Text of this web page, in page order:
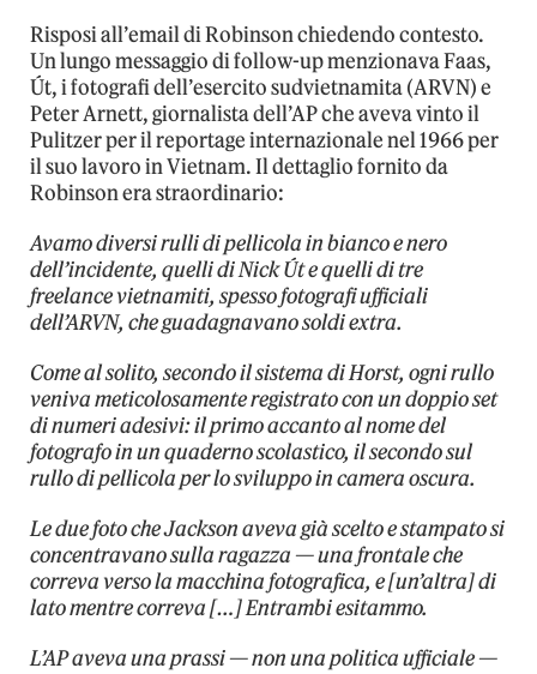
Risposi all’email di Robinson chiedendo contesto.
Un lungo messaggio di follow-up menzionava Faas,
Út, i fotografi dell’esercito sudvietnamita (ARVN) e
Peter Arnett, giornalista dell’AP che aveva vinto il
Pulitzer per il reportage internazionale nel 1966 per
il suo lavoro in Vietnam. Il dettaglio fornito da
Robinson era straordinario:
Avamo diversi rulli di pellicola in bianco e nero
dell’incidente, quelli di Nick Út e quelli di tre
freelance vietnamiti, spesso fotografi ufficiali
dell’ARVN, che guadagnavano soldi extra.
Come al solito, secondo il sistema di Horst, ogni rullo
veniva meticolosamente registrato con un doppio set
di numeri adesivi: il primo accanto al nome del
fotografo in un quaderno scolastico, il secondo sul
rullo di pellicola per lo sviluppo in camera oscura.
Le due foto che Jackson aveva già scelto e stampato si
concentravano sulla ragazza — una frontale che
correva verso la macchina fotografica, e [un’altra] di
lato mentre correva […] Entrambi esitammo.
L’AP aveva una prassi — non una politica ufficiale —